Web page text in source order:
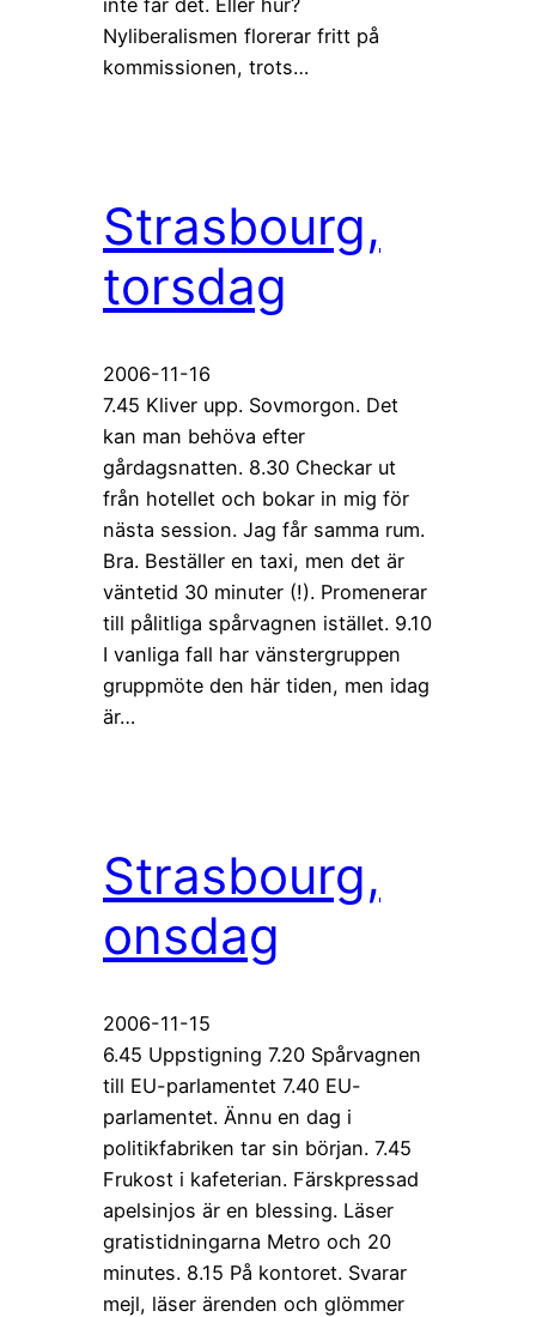
inte får det. Eller hur?
Nyliberalismen florerar fritt på
kommissionen, trots…
Strasbourg,
torsdag
2006-11-16
7.45 Kliver upp. Sovmorgon. Det
kan man behöva efter
gårdagsnatten. 8.30 Checkar ut
från hotellet och bokar in mig för
nästa session. Jag får samma rum.
Bra. Beställer en taxi, men det är
väntetid 30 minuter (!). Promenerar
till pålitliga spårvagnen istället. 9.10
I vanliga fall har vänstergruppen
gruppmöte den här tiden, men idag
är…
Strasbourg,
onsdag
2006-11-15
6.45 Uppstigning 7.20 Spårvagnen
till EU-parlamentet 7.40 EU-
parlamentet. Ännu en dag i
politikfabriken tar sin början. 7.45
Frukost i kafeterian. Färskpressad
apelsinjos är en blessing. Läser
gratistidningarna Metro och 20
minutes. 8.15 På kontoret. Svarar
mejl, läser ärenden och glömmer